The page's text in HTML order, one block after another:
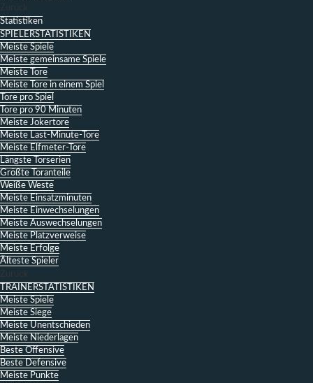
Zurück
Statistiken
SPIELERSTATISTIKEN
Meiste Spiele
Meiste gemeinsame Spiele
Meiste Tore
Meiste Tore in einem Spiel
Tore pro Spiel
Tore pro 90 Minuten
Meiste Jokertore
Meiste Last-Minute-Tore
Meiste Elfmeter-Tore
Längste Torserien
Größte Toranteile
Weiße Weste
Meiste Einsatzminuten
Meiste Einwechselungen
Meiste Auswechselungen
Meiste Platzverweise
Meiste Erfolge
Älteste Spieler
Zurück
TRAINERSTATISTIKEN
Meiste Spiele
Meiste Siege
Meiste Unentschieden
Meiste Niederlagen
Beste Offensive
Beste Defensive
Meiste Punkte